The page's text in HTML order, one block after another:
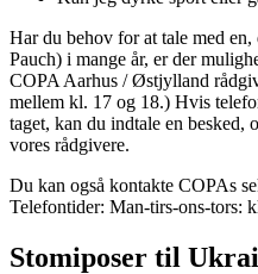
Har du behov for at tale med
Pauch) i mange år, er der
COPA Aarhus / Østjylland
mellem kl. 17 og 18.) Hvis
taget, kan du indtale en besked,
vores rådgivere.
Du kan også kontakte COPAs
Telefontider: Man-tirs-ons-tors:
Stomiposer til